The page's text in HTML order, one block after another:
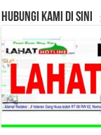
HUBUNGI KAMI DI SINI